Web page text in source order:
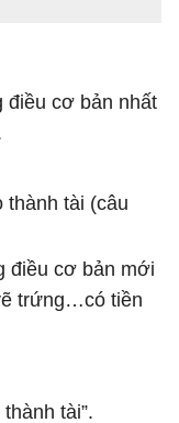
điều cơ bản nhất
tài (câu
điều cơ bản mới
trứng…có tiền
tài”.